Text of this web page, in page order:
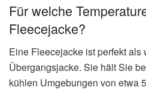
Für welche
Fleecejacke?
Eine Fleecejacke ist perfekt als
Übergangsjacke. Sie hält Sie
kühlen Umgebungen von etwa